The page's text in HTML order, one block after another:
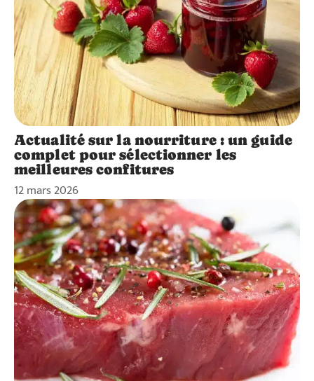
Actualité sur la nourriture : un guide
complet pour sélectionner les
meilleures confitures
12 mars 2026